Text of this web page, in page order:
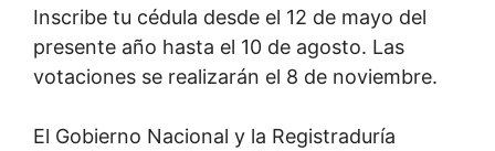
Inscribe tu cédula desde el 12 de mayo del
presente año hasta el 10 de agosto. Las
votaciones se realizarán el 8 de noviembre.
El Gobierno Nacional y la Registraduría